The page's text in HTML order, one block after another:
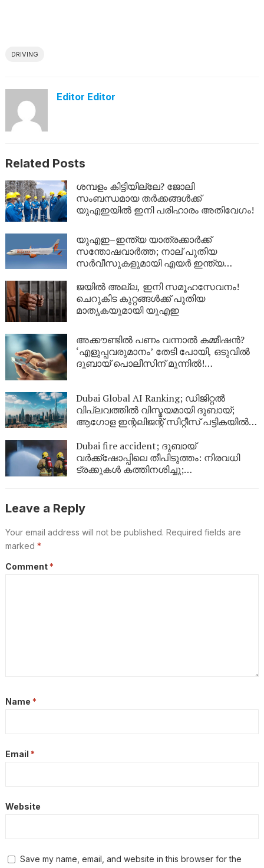
DRIVING
Editor Editor
Related Posts
ശമ്പളം കിട്ടിയില്ലേ? ജോലി
സംബന്ധമായ തർക്കങ്ങൾക്ക്
യുഎഇയിൽ ഇനി പരിഹാരം അതിവേഗം!
യുഎഇ–ഇന്ത്യ യാത്രക്കാർക്ക്
സന്തോഷവാർത്ത; നാല് പുതിയ
സർവീസുകളുമായി എയർ ഇന്ത്യ
ജയിൽ അല്ല, ഇനി സമൂഹസേവനം!
ചെറുകിട കുറ്റങ്ങൾക്ക് പുതിയ
മാതൃകയുമായി യുഎഇ
അക്കൗണ്ടിൽ പണം വന്നാൽ കമ്മീഷൻ?
‘എളുപ്പവരുമാനം’ തേടി പോയി, ഒടുവിൽ
ദുബായ് പൊലീസിന് മുന്നിൽ!
Dubai Global AI Ranking; ഡിജിറ്റൽ
വിപ്ലവത്തിൽ വിസ്മയമായി ദുബായ്;
ആഗോള ഇന്റലിജന്റ് സിറ്റീസ് പട്ടികയിൽ
Dubai fire accident; ദുബായ്
വർക്ക്‌ഷോപ്പിലെ തീപിടുത്തം: നിരവധി
ട്രക്കുകൾ കത്തിനശിച്ചു;
Leave a Reply
Your email address will not be published. Required fields are
marked *
Comment *
Name *
Email *
Website
Save my name, email, and website in this browser for the